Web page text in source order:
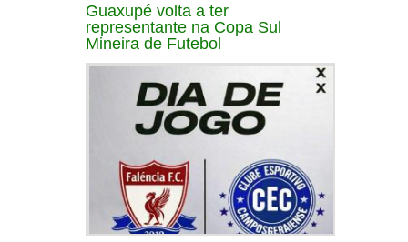
Guaxupé volta a ter
representante na Copa Sul
Mineira de Futebol